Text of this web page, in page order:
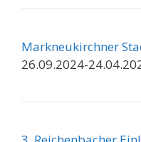
Markneukirchner
26.09.2024-